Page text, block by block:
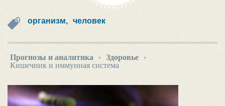
организм, человек
Прогнозы и аналитика › Здоровье
›
Кишечник и иммунная система